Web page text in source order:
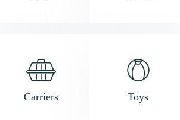
Carriers Toys